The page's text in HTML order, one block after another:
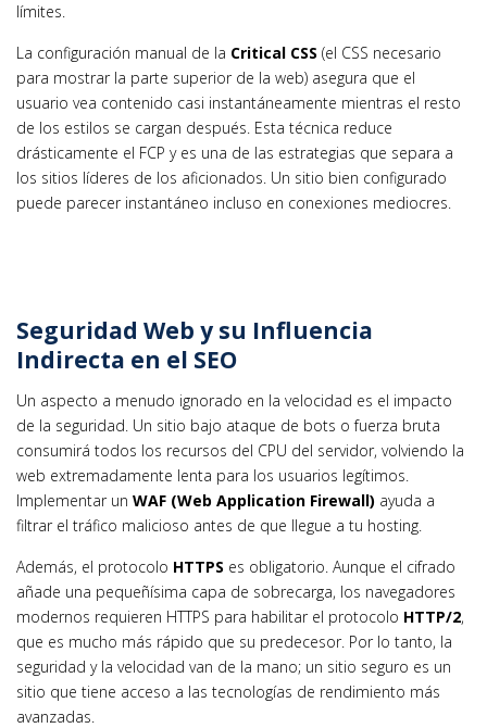
límites.
La configuración manual de la Critical CSS (el CSS necesario
para mostrar la parte superior de la web) asegura que el
usuario vea contenido casi instantáneamente mientras el resto
de los estilos se cargan después. Esta técnica reduce
drásticamente el FCP y es una de las estrategias que separa a
los sitios líderes de los aficionados. Un sitio bien configurado
puede parecer instantáneo incluso en conexiones mediocres.
Seguridad Web y su Influencia
Indirecta en el SEO
Un aspecto a menudo ignorado en la velocidad es el impacto
de la seguridad. Un sitio bajo ataque de bots o fuerza bruta
consumirá todos los recursos del CPU del servidor, volviendo la
web extremadamente lenta para los usuarios legítimos.
Implementar un WAF (Web Application Firewall) ayuda a
filtrar el tráfico malicioso antes de que llegue a tu hosting.
Además, el protocolo HTTPS es obligatorio. Aunque el cifrado
añade una pequeñísima capa de sobrecarga, los navegadores
modernos requieren HTTPS para habilitar el protocolo HTTP/2,
que es mucho más rápido que su predecesor. Por lo tanto, la
seguridad y la velocidad van de la mano; un sitio seguro es un
sitio que tiene acceso a las tecnologías de rendimiento más
avanzadas.